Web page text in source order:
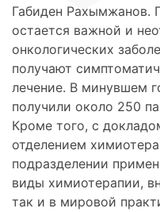
Габиден Рахымжанов.
остается важной и
онкологических
получают
лечение. В минувшем
получили около 250
Кроме того, с
отделением
подразделении
виды химиотерапии,
так и в мировой